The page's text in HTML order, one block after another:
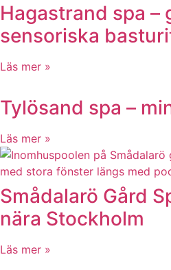
Hagastrand spa –
sensoriska
Läs mer »
Tylösand spa –
Läs mer »
Smådalarö Gård
nära Stockholm
Läs mer »